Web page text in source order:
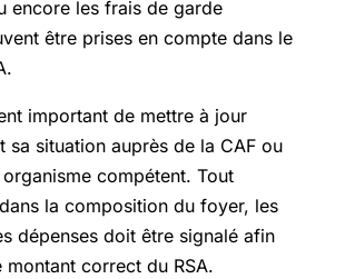
encore les frais de garde
être prises en compte dans le
important de mettre à jour
sa situation auprès de la CAF ou
compétent. Tout
la composition du foyer, les
dépenses doit être signalé afin
correct du RSA.